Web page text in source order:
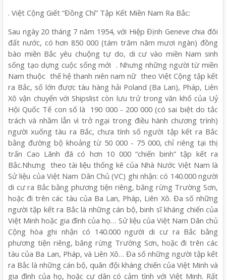
. Việt Cộng Giết “Đồng Chí” Tập Kết Miền Nam Ra Bắc:
Sau ngày 20 tháng 7 năm 1954, với Hiệp Định Geneve chia đôi
đất nước, có hơn 850 000 (tám trăm năm mươi ngàn) đồng
bào miền Bắc yêu chuộng tự do, di cư vào miền Nam sinh
sống tạo dựng cuộc sống mới . Nhưng những người từ miền
Nam thuộc thế hệ thanh niên nam nữ theo Việt Cộng tập kết
ra Bắc, số lớn được tàu hàng hải Poland (Ba Lan), Pháp, Liên
Xô vận chuyển với Shipslist còn lưu trử trong văn khố của Uỷ
Hội Quốc Tế con số là 190 000 - 200 000 (có sai biệt do tắc
trách và nhầm lẫn vì trở ngại trong điều hành chương trình)
người xuống tàu ra Bắc, chưa tính số người tập kết ra Bắc
bằng đường bộ khoảng từ 50 000 - 75 000, chỉ riêng tại thị
trấn Cao Lãnh đã có hơn 10 000 “chiến binh” tập kết ra
Bắc.Nhưng theo tài liệu thống kê của Nhà Nước Việt Nam là
Sử liệu của Việt Nam Dân Chủ (VC) ghi nhận: có 140.000 người
di cư ra Bắc bằng phương tiện riêng, băng rừng Trường Sơn,
hoặc đi trên các tàu của Ba Lan, Pháp, Liên Xô. Đa số những
người tập kết ra Bắc là những cán bộ, binh sĩ kháng chiến của
Việt Minh hoặc gia đình của họ… Sử liệu của Việt Nam Dân chủ
Cộng hòa ghi nhận có 140.000 người di cư ra Bắc bằng
phương tiện riêng, băng rừng Trường Sơn, hoặc đi trên các
tàu của Ba Lan, Pháp, và Liên Xô… Đa số những người tập kết
ra Bắc là những cán bộ, quân đội kháng chiến của Việt Minh và
gia đình của họ, hoặc cư dân có cảm tình với Việt Minh. Rất